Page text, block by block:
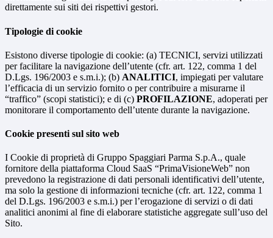
direttamente sui siti dei rispettivi gestori.
Tipologie di cookie
Esistono diverse tipologie di cookie: (a) TECNICI, servizi utilizzati
per facilitare la navigazione dell’utente (cfr. art. 122, comma 1 del
D.Lgs. 196/2003 e s.m.i.); (b) ANALITICI, impiegati per valutare
l’efficacia di un servizio fornito o per contribuire a misurarne il
“traffico” (scopi statistici); e di (c) PROFILAZIONE, adoperati per
monitorare il comportamento dell’utente durante la navigazione.
Cookie presenti sul sito web
I Cookie di proprietà di Gruppo Spaggiari Parma S.p.A., quale
fornitore della piattaforma Cloud SaaS “PrimaVisioneWeb” non
prevedono la registrazione di dati personali identificativi dell’utente,
ma solo la gestione di informazioni tecniche (cfr. art. 122, comma 1
del D.Lgs. 196/2003 e s.m.i.) per l’erogazione di servizi o di dati
analitici anonimi al fine di elaborare statistiche aggregate sull’uso del
Sito.